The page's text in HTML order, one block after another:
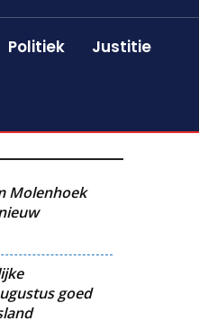
Politiek Justitie
Molenhoek
goed